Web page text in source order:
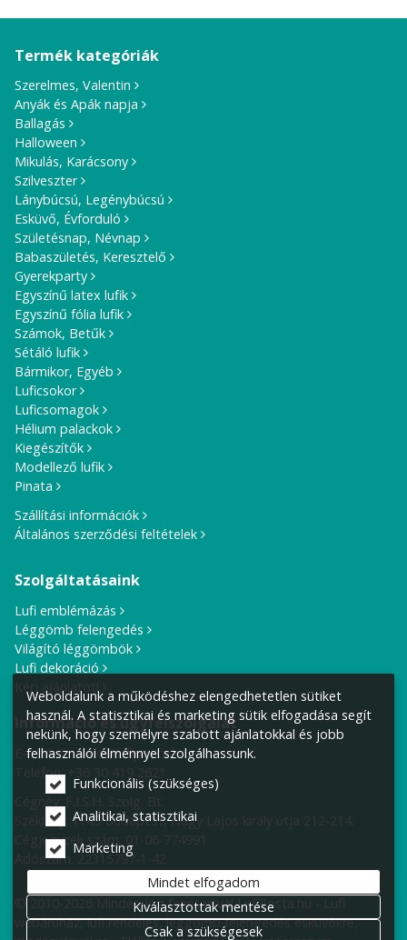
Termék kategóriák
Szerelmes, Valentin
Anyák és Apák napja
Ballagás
Halloween
Mikulás, Karácsony
Szilveszter
Lánybúcsú, Legénybúcsú
Esküvő, Évforduló
Születésnap, Névnap
Babaszületés, Keresztelő
Gyerekparty
Egyszínű latex lufik
Egyszínű fólia lufik
Számok, Betűk
Sétáló lufik
Bármikor, Egyéb
Luficsokor
Luficsomagok
Hélium palackok
Kiegészítők
Modellező lufik
Pinata
Szállítási információk
Általános szerződési feltételek
Szolgáltatásaink
Lufi emblémázás
Léggömb felengedés
Világító léggömbök
Lufi dekoráció
Kérj ajánlatot!
Információ és ügyfélszolgálat
E-mail cím:info@lufiposta.hu
Telefon:+36 30 419 2621
Cégnév: F.I.S.H. Szolg. Bt.
Székhely: 1149 Budapest, Nagy Lajos király útja 212-214.
Cégjegyzék szám: 01-06-774991
Adószám: 22315797-1-42
© 2010-2026 Minden jog fenntartva! LufiPosta.hu - Lufi
webáruház, lufi rendelés, léggömb felengedés esküvőkre,
Weboldalunk a működéshez elengedhetetlen sütiket
használ. A statisztikai és marketing sütik elfogadása segít
nekünk, hogy személyre szabott ajánlatokkal és jobb
felhasználói élménnyel szolgálhassunk.
Funkcionális (szükséges)
Analitikai, statisztikai
Marketing
Mindet elfogadom
Kiválasztottak mentése
Csak a szükségesek